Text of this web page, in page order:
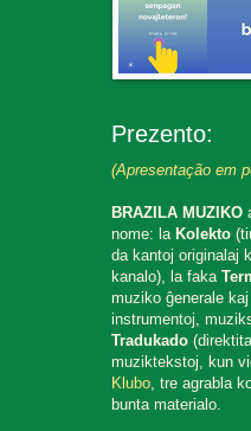
Prezento:
(Apresentação em
BRAZILA MUZIKO
nome: la Kolekto
da kantoj originalaj
kanalo), la faka
muziko ĝenerale
instrumentoj,
Tradukado
muziktekstoj, kun
Klubo, tre agrabla
bunta materialo.